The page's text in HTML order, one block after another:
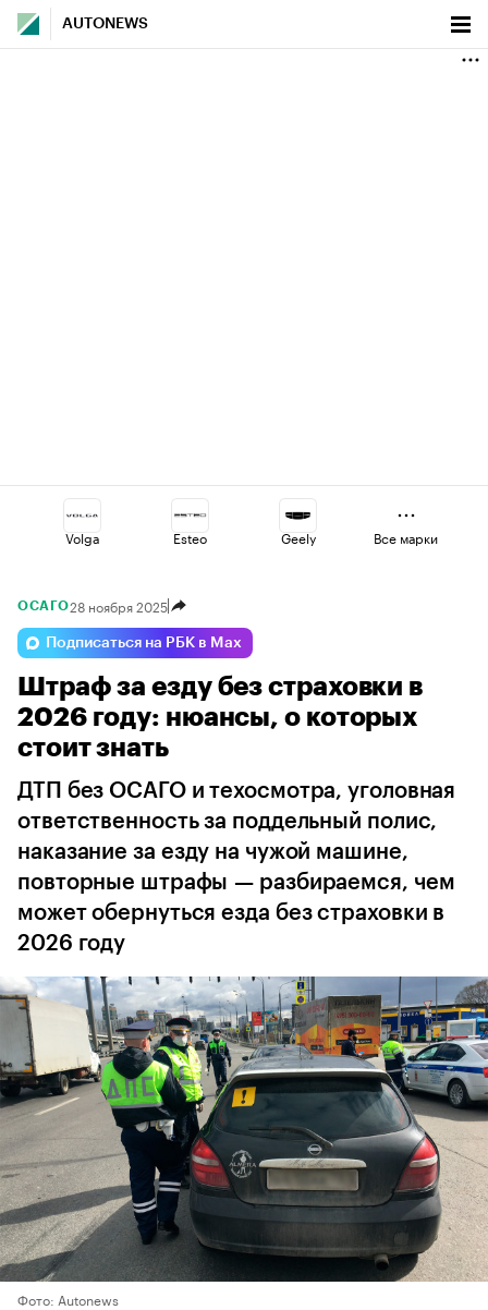
AUTONEWS
Volga Esteo Geely
Omoda Jaecoo
Voyah Haval Changan
Все марки
ОСАГО28 ноября 2025
Подписаться на РБК в Max
Штраф за езду без страховки в
2026 году: нюансы, о которых
стоит знать
ДТП без ОСАГО и техосмотра, уголовная
ответственность за поддельный полис,
наказание за езду на чужой машине,
повторные штрафы — разбираемся, чем
может обернуться езда без страховки в
2026 году
Фото: Autonews